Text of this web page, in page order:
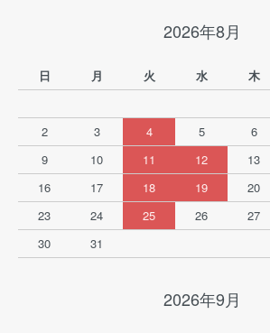
2026年8月
日 月 火 水 木
2
3 4 5 6
9
10 11 12 13
16
17 18 19 20
23
24 25 26 27
30
31
2026年9月